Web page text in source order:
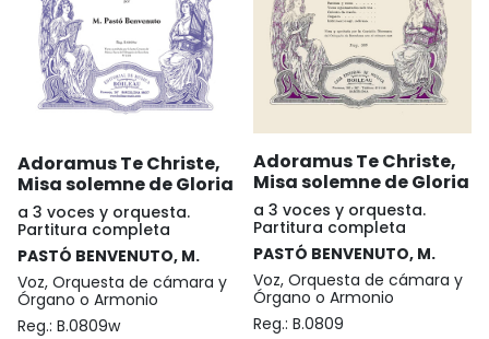
Adoramus Te Christe,
Misa solemne de Gloria
a 3 voces y orquesta.
Partitura completa
PASTÓ BENVENUTO, M.
Voz, Orquesta de cámara y
Órgano o Armonio
Reg.: B.0809w
Adoramus Te Christe,
Misa solemne de Gloria
a 3 voces y orquesta.
Partitura completa
PASTÓ BENVENUTO, M.
Voz, Orquesta de cámara y
Órgano o Armonio
Reg.: B.0809